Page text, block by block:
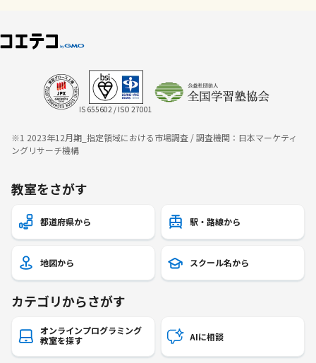
IS 655602 / ISO 27001
※1 2023年12月期_指定領域における市場調査 / 調査機関：日本マーケティ
ングリサーチ機構
教室をさがす
都道府県から 駅・路線から
地図から スクール名から
カテゴリからさがす
オンラインプログラミング
教室を探す
AIに相談